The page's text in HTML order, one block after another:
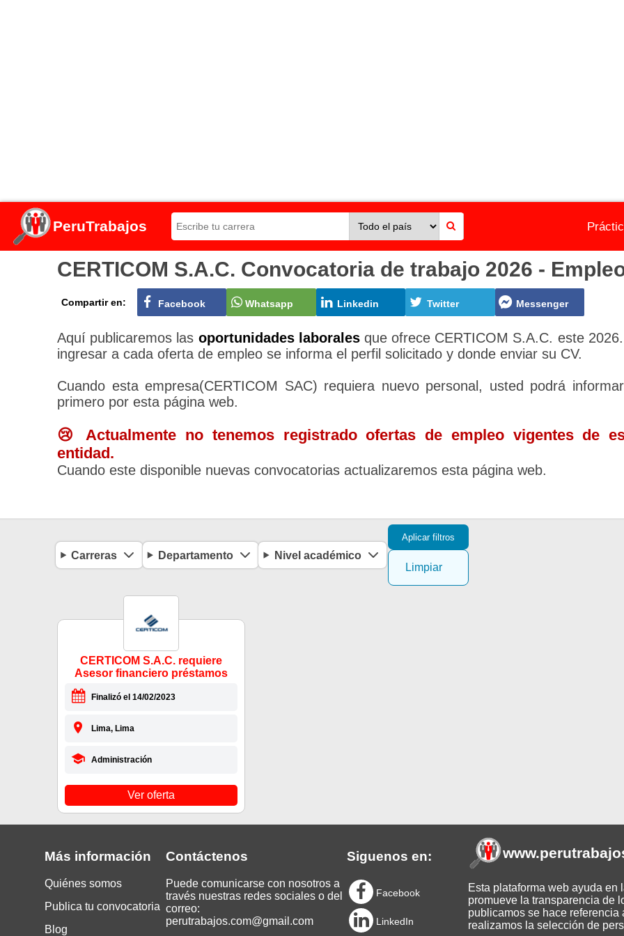
PeruTrabajos
CERTICOM S.A.C. Convocatoria de trabajo 2026 -
Compartir en: Facebook Whatsapp Linkedin Twitter Messenger
Aquí publicaremos las oportunidades laboralesque ofrece CERTICOM S.A.C. este 2026.
ingresar a cada oferta de empleo se informa el perfil solicitado y donde enviar su CV.
Cuando esta empresa(CERTICOM SAC) requiera nuevo personal, usted podrá
primero por esta página web.
😢 Actualmente no tenemos registrado ofertas de empleo vigentes de
entidad.
Cuando este disponible nuevas convocatorias actualizaremos esta página web.
Carreras Departamento Nivel académico
Aplicar filtros
Limpiar
CERTICOM S.A.C. requiere
Asesor financiero préstamos
Finalizó el 14/02/2023
Lima, Lima
Administración
Ver oferta
Más información
Quiénes somos
Publica tu convocatoria
Blog
Contáctenos
Puede comunicarse con nosotros a
través nuestras redes sociales o del
correo:
perutrabajos.com@gmail.com
Siguenos en:
Facebook
LinkedIn
Esta plataforma web ayuda
promueve la transparencia de
publicamos se hace
realizamos la selección de